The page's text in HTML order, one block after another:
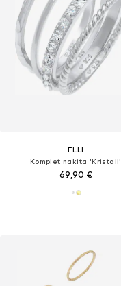
ELLI
Komplet nakita 'Kristall'
69,90 €